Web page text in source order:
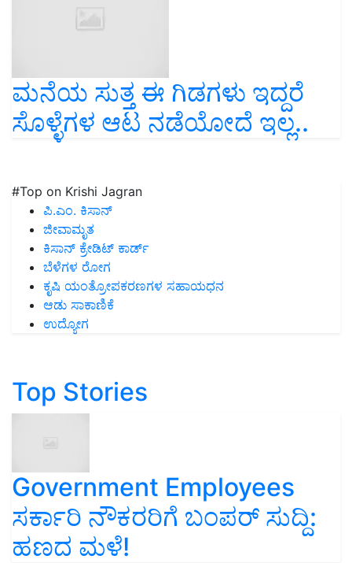
ಮನೆಯ ಸುತ್ತ ಈ ಗಿಡಗಳು ಇದ್ದರೆ
ಸೊಳ್ಳೆಗಳ ಆಟ ನಡೆಯೋದೆ ಇಲ್ಲ..
#Top on Krishi Jagran
ಪಿ.ಎಂ. ಕಿಸಾನ್
ಜೀವಾಮೃತ
ಕಿಸಾನ್ ಕ್ರೇಡಿಟ್ ಕಾರ್ಡ್
ಬೆಳೆಗಳ ರೋಗ
ಕೃಷಿ ಯಂತ್ರೋಪಕರಣಗಳ ಸಹಾಯಧನ
ಆಡು ಸಾಕಾಣಿಕೆ
ಉದ್ಯೋಗ
Top Stories
Government Employees
ಸರ್ಕಾರಿ ನೌಕರರಿಗೆ ಬಂಪರ್‌ ಸುದ್ದಿ:
ಹಣದ ಮಳೆ!